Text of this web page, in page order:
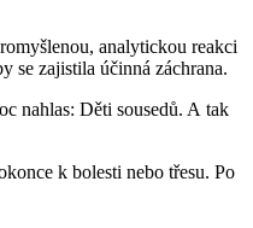
analytickou reakci
se zajistila účinná záchrana.
nahlas: Děti sousedů. A tak
k bolesti nebo třesu. Po